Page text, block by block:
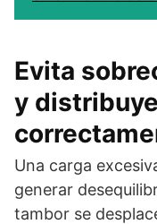
Evita
y
Una carga
generar
tambor se